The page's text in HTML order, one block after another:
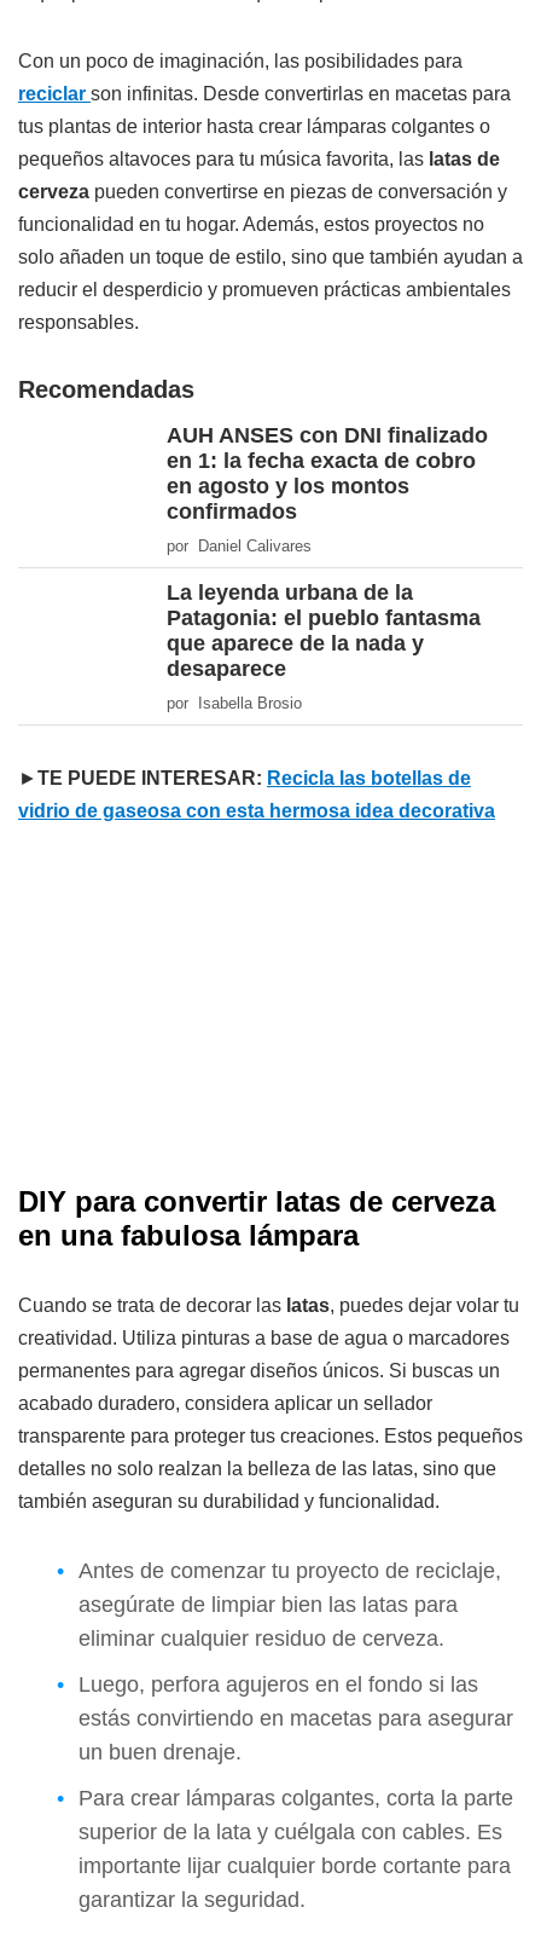
Con un poco de imaginación, las posibilidades para
reciclar son infinitas. Desde convertirlas en macetas para
tus plantas de interior hasta crear lámparas colgantes o
pequeños altavoces para tu música favorita, las latas de
cerveza pueden convertirse en piezas de conversación y
funcionalidad en tu hogar. Además, estos proyectos no
solo añaden un toque de estilo, sino que también ayudan a
reducir el desperdicio y promueven prácticas ambientales
responsables.
Recomendadas
AUH ANSES con DNI finalizado
en 1: la fecha exacta de cobro
en agosto y los montos
confirmados
por Daniel Calivares
La leyenda urbana de la
Patagonia: el pueblo fantasma
que aparece de la nada y
desaparece
por Isabella Brosio
►TE PUEDE INTERESAR: Recicla las botellas de
vidrio de gaseosa con esta hermosa idea decorativa
DIY para convertir latas de cerveza
en una fabulosa lámpara
Cuando se trata de decorar las latas, puedes dejar volar tu
creatividad. Utiliza pinturas a base de agua o marcadores
permanentes para agregar diseños únicos. Si buscas un
acabado duradero, considera aplicar un sellador
transparente para proteger tus creaciones. Estos pequeños
detalles no solo realzan la belleza de las latas, sino que
también aseguran su durabilidad y funcionalidad.
Antes de comenzar tu proyecto de reciclaje,
asegúrate de limpiar bien las latas para
eliminar cualquier residuo de cerveza.
Luego, perfora agujeros en el fondo si las
estás convirtiendo en macetas para asegurar
un buen drenaje.
Para crear lámparas colgantes, corta la parte
superior de la lata y cuélgala con cables. Es
importante lijar cualquier borde cortante para
garantizar la seguridad.